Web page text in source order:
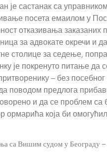
је састанак са
посета емаилом у
отказивања заказаних
за адвокате окречи и
столице за седење,
је покренуто питање да
– без
поводом предлога
и да се проблем
ормарића која би
са Вишим судом у Београду –